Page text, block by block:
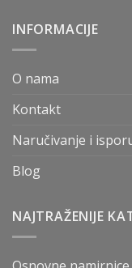
INFORMACIJE
O nama
Kontakt
Naručivanje i
Blog
NAJTRAŽENIJE